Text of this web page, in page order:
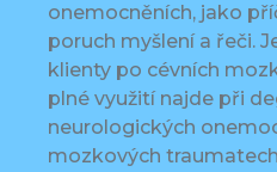
onemocněních, jako
poruch myšlení a řeči.
klienty po cévních
plné využití najde při
neurologických
mozkových